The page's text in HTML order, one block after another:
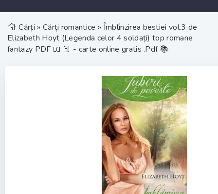
Cărți » Cărți romantice » Îmblînzirea bestiei vol.3 de
Elizabeth Hoyt (Legenda celor 4 soldați) top romane
fantazy PDF 📖 📕 - carte online gratis .Pdf 📚